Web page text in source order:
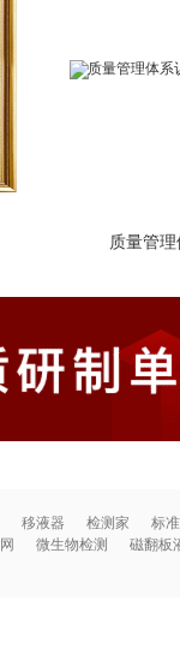
质量管
移液器 检测家 标
微生物检测 磁翻板